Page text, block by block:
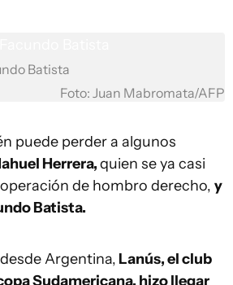
Batista
Foto: Juan Mabromata/AFP
puede perder a algunos
Herrera,quien se ya casi
de hombro derecho, y
Batista.
Argentina, Lanús, el club
Sudamericana, hizo llegar